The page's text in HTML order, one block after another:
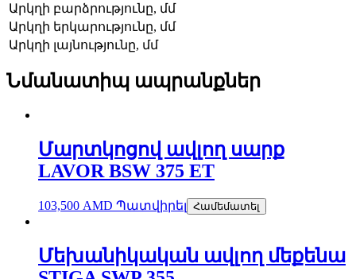
Արկղի բարձրությունը, մմ
Արկղի երկարությունը, մմ
Արկղի լայնությունը, մմ
Նմանատիպ ապրանքներ
Մարտկոցով ավլող սարք
LAVOR BSW 375 ET
103,500 AMD Պատվիրել Համեմատել
Մեխանիկական ավլող մեքենա